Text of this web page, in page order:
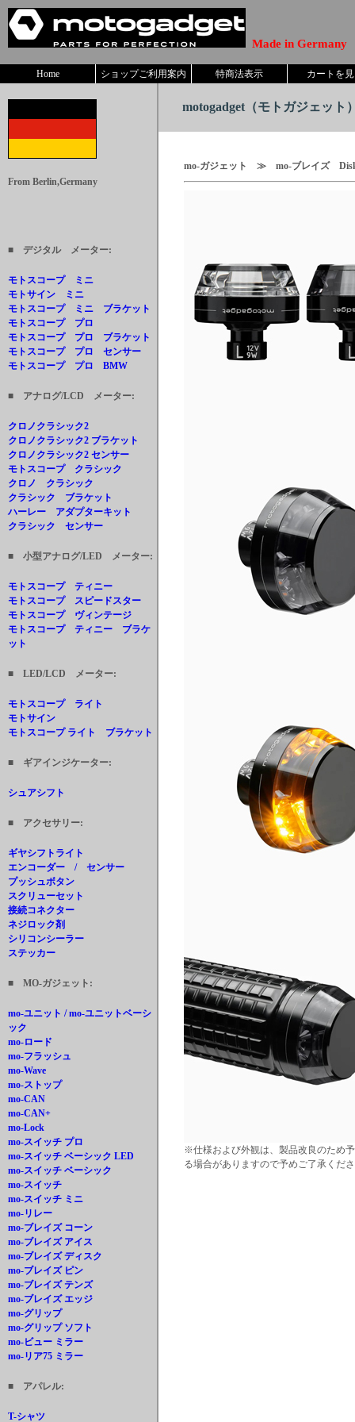
Made in Germany
Home ショップご利用案内 特商法表示 カートを
From Berlin,Germany
■ デジタル メーター:
モトスコープ ミニ
モトサイン ミニ
モトスコープ ミニ ブラケット
モトスコープ プロ
モトスコープ プロ ブラケット
モトスコープ プロ センサー
モトスコープ プロ BMW
■ アナログ/LCD メーター:
クロノクラシック2
クロノクラシック2 ブラケット
クロノクラシック2 センサー
モトスコープ クラシック
クロノ クラシック
クラシック ブラケット
ハーレー アダプターキット
クラシック センサー
■ 小型アナログ/LED メーター:
モトスコープ ティニー
モトスコープ スピードスター
モトスコープ ヴィンテージ
モトスコープ ティニー ブラケ
ット
■ LED/LCD メーター:
モトスコープ ライト
モトサイン
モトスコープ ライト ブラケット
■ ギアインジケーター:
シュアシフト
■ アクセサリー:
ギヤシフトライト
エンコーダー / センサー
プッシュボタン
スクリューセット
接続コネクター
ネジロック剤
シリコンシーラー
ステッカー
■ MO-ガジェット:
mo-ユニット / mo-ユニットベーシ
ック
mo-ロード
mo-フラッシュ
mo-Wave
mo-ストップ
mo-CAN
mo-CAN+
mo-Lock
mo-スイッチ プロ
mo-スイッチ ベーシック LED
mo-スイッチ ベーシック
mo-スイッチ
mo-スイッチ ミニ
mo-リレー
mo-ブレイズ コーン
mo-ブレイズ アイス
mo-ブレイズ ディスク
mo-ブレイズ ピン
mo-ブレイズ テンズ
mo-ブレイズ エッジ
mo-グリップ
mo-グリップ ソフト
mo-ビュー ミラー
mo-リア75 ミラー
■ アパレル:
T-シャツ
motogadget （モトガジェッ
mo-ガジェット ≫ mo-ブレイズ
※仕様および外観は、製品改良のため
る場合がありますので予めご了承くだ